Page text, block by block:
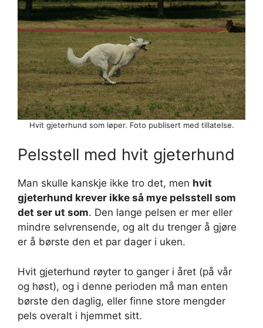
Hvit gjeterhund som løper. Foto publisert med tillatelse.
Pelsstell med hvit gjeterhund
Man skulle kanskje ikke tro det, men hvit
gjeterhund krever ikke så mye pelsstell som
det ser ut som. Den lange pelsen er mer eller
mindre selvrensende, og alt du trenger å gjøre
er å børste den et par dager i uken.
Hvit gjeterhund røyter to ganger i året (på vår
og høst), og i denne perioden må man enten
børste den daglig, eller finne store mengder
pels overalt i hjemmet sitt.